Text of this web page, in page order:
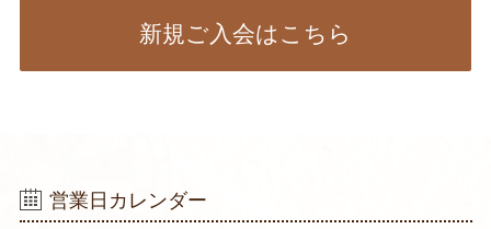
新規ご入会はこちら
営業日カレンダー